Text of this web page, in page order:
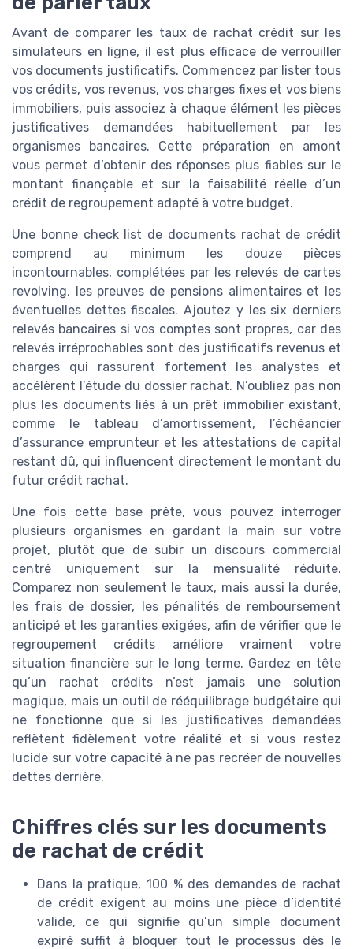
Avant de comparer les taux de rachat crédit sur les
simulateurs en ligne, il est plus efficace de verrouiller
vos documents justificatifs. Commencez par lister tous
vos crédits, vos revenus, vos charges fixes et vos biens
immobiliers, puis associez à chaque élément les pièces
justificatives demandées habituellement par les
organismes bancaires. Cette préparation en amont
vous permet d’obtenir des réponses plus fiables sur le
montant finançable et sur la faisabilité réelle d’un
crédit de regroupement adapté à votre budget.
Une bonne check list de documents rachat de crédit
comprend au minimum les douze pièces
incontournables, complétées par les relevés de cartes
revolving, les preuves de pensions alimentaires et les
éventuelles dettes fiscales. Ajoutez y les six derniers
relevés bancaires si vos comptes sont propres, car des
relevés irréprochables sont des justificatifs revenus et
charges qui rassurent fortement les analystes et
accélèrent l’étude du dossier rachat. N’oubliez pas non
plus les documents liés à un prêt immobilier existant,
comme le tableau d’amortissement, l’échéancier
d’assurance emprunteur et les attestations de capital
restant dû, qui influencent directement le montant du
futur crédit rachat.
Une fois cette base prête, vous pouvez interroger
plusieurs organismes en gardant la main sur votre
projet, plutôt que de subir un discours commercial
centré uniquement sur la mensualité réduite.
Comparez non seulement le taux, mais aussi la durée,
les frais de dossier, les pénalités de remboursement
anticipé et les garanties exigées, afin de vérifier que le
regroupement crédits améliore vraiment votre
situation financière sur le long terme. Gardez en tête
qu’un rachat crédits n’est jamais une solution
magique, mais un outil de rééquilibrage budgétaire qui
ne fonctionne que si les justificatives demandées
reflètent fidèlement votre réalité et si vous restez
lucide sur votre capacité à ne pas recréer de nouvelles
dettes derrière.
Chiffres clés sur les documents
de rachat de crédit
Dans la pratique, 100 % des demandes de rachat
de crédit exigent au moins une pièce d’identité
valide, ce qui signifie qu’un simple document
expiré suffit à bloquer tout le processus dès le